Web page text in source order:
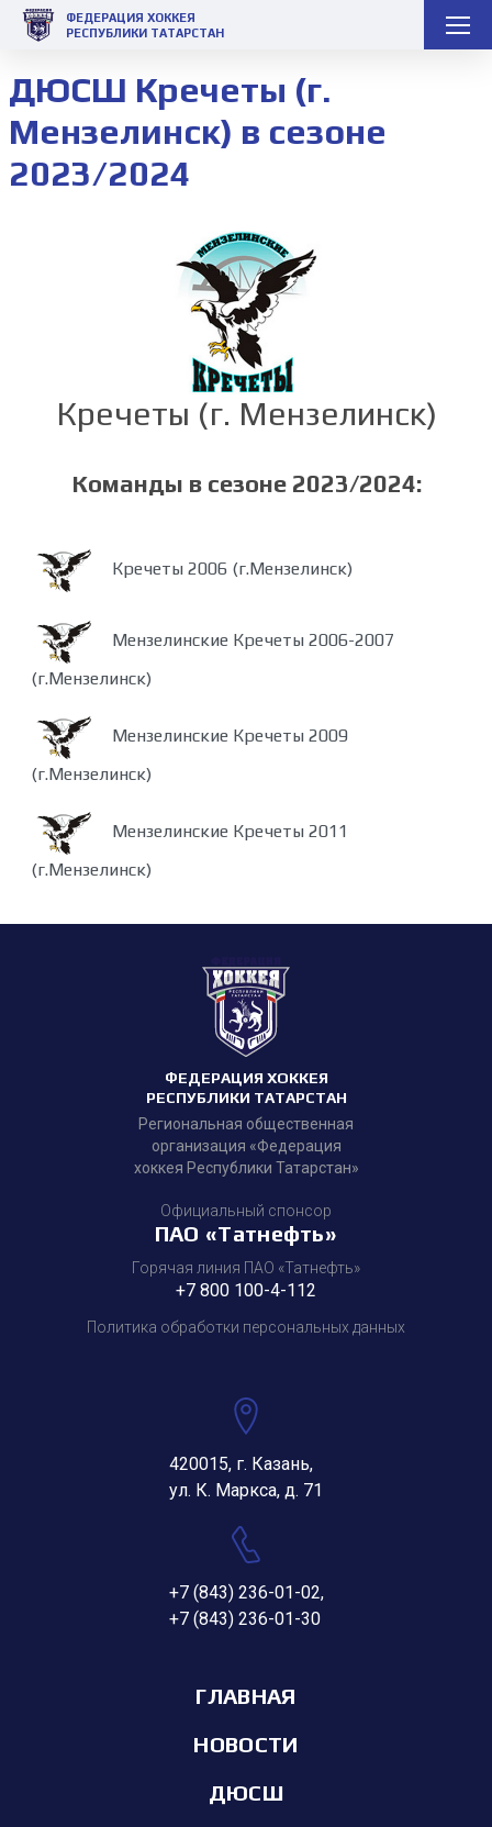
ФЕДЕРАЦИЯ ХОККЕЯ
РЕСПУБЛИКИ ТАТАРСТАН
ДЮСШ Кречеты (г.
Мензелинск) в сезоне
2023/2024
Кречеты (г. Мензелинск)
Команды в сезоне 2023/2024:
Кречеты 2006 (г.Мензелинск)
Мензелинские Кречеты 2006-2007
(г.Мензелинск)
Мензелинские Кречеты 2009
(г.Мензелинск)
Мензелинские Кречеты 2011
(г.Мензелинск)
ФЕДЕРАЦИЯ ХОККЕЯ
РЕСПУБЛИКИ ТАТАРСТАН
Региональная общественная
организация «Федерация
хоккея Республики Татарстан»
Официальный спонсор
ПАО «Татнефть»
Горячая линия ПАО «Татнефть»
+7 800 100-4-112
Политика обработки персональных данных
420015, г. Казань,
ул. К. Маркса, д. 71
+7 (843) 236-01-02,
+7 (843) 236-01-30
ГЛАВНАЯ
НОВОСТИ
ДЮСШ